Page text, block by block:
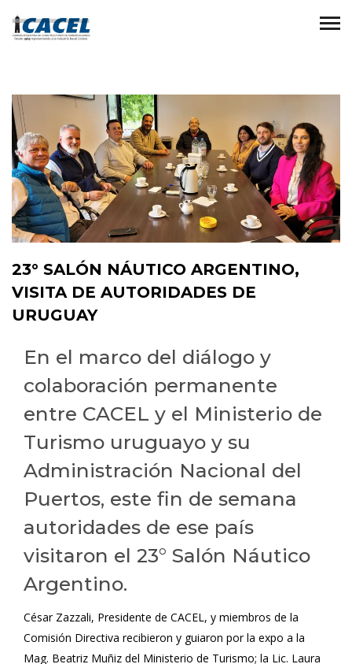
23° SALÓN NÁUTICO ARGENTINO,
VISITA DE AUTORIDADES DE
URUGUAY
En el marco del diálogo y
colaboración permanente
entre CACEL y el Ministerio de
Turismo uruguayo y su
Administración Nacional del
Puertos, este fin de semana
autoridades de ese país
visitaron el 23° Salón Náutico
Argentino.
César Zazzali, Presidente de CACEL, y miembros de la
Comisión Directiva recibieron y guiaron por la expo a la
Mag. Beatriz Muñiz del Ministerio de Turismo; la Lic. Laura